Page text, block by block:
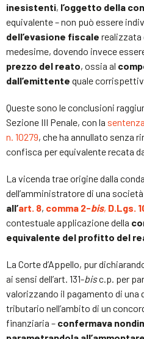
inesistenti, l’oggetto della
equivalente – non può essere
dell’evasione fiscale realizzata
medesime, dovendo invece
prezzo del reato, ossia al
dall’emittente quale
Queste sono le conclusioni
Sezione III Penale, con la
n. 10279, che ha annullato senza
confisca per equivalente recata
La vicenda trae origine dalla
dell’amministratore di una
all’art. 8, comma 2-bis, D.Lgs.
contestuale applicazione della
equivalente del profitto del
La Corte d’Appello, pur
ai sensi dell’art. 131-bisc.p. per
valorizzando il pagamento di una
tributario nell’ambito di un
finanziaria – confermava